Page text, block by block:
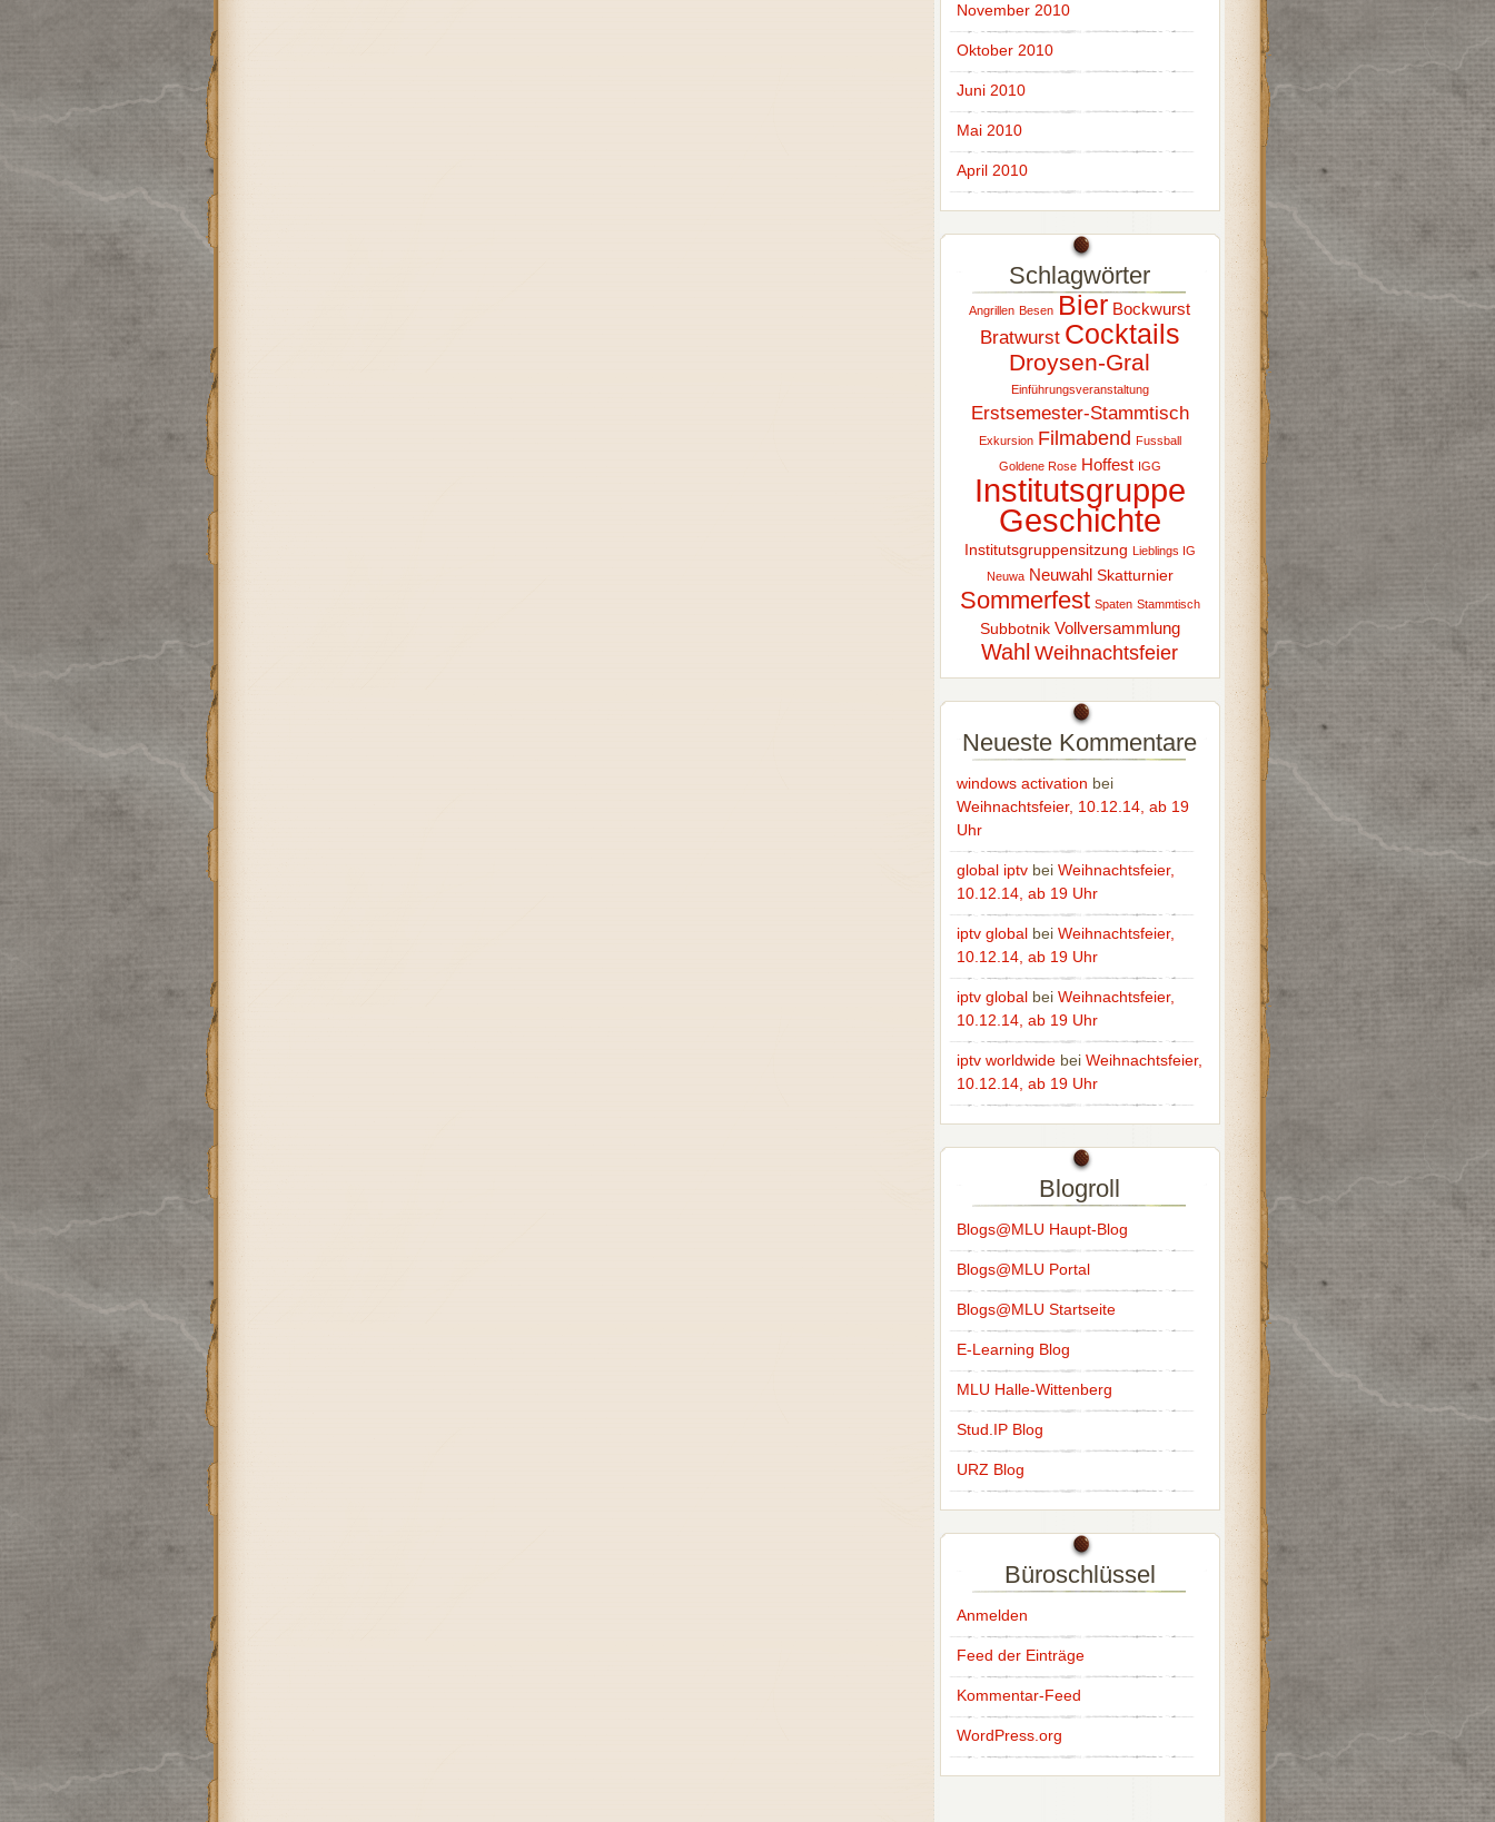
November 2010
Oktober 2010
Juni 2010
Mai 2010
April 2010
Schlagwörter
Angrillen Besen Bier Bockwurst
Bratwurst Cocktails
Droysen-Gral
Einführungsveranstaltung
Erstsemester-Stammtisch
Exkursion Filmabend Fussball
Goldene Rose Hoffest IGG
Institutsgruppe
Geschichte
Institutsgruppensitzung Lieblings IG
Neuwa Neuwahl Skatturnier
Sommerfest Spaten Stammtisch
Subbotnik Vollversammlung
Wahl Weihnachtsfeier
Neueste Kommentare
windows activation bei
Weihnachtsfeier, 10.12.14, ab 19
Uhr
global iptvbei Weihnachtsfeier,
10.12.14, ab 19 Uhr
iptv globalbei Weihnachtsfeier,
10.12.14, ab 19 Uhr
iptv globalbei Weihnachtsfeier,
10.12.14, ab 19 Uhr
iptv worldwidebei Weihnachtsfeier,
10.12.14, ab 19 Uhr
Blogroll
Blogs@MLU Haupt-Blog
Blogs@MLU Portal
Blogs@MLU Startseite
E-Learning Blog
MLU Halle-Wittenberg
Stud.IP Blog
URZ Blog
Büroschlüssel
Anmelden
Feed der Einträge
Kommentar-Feed
WordPress.org